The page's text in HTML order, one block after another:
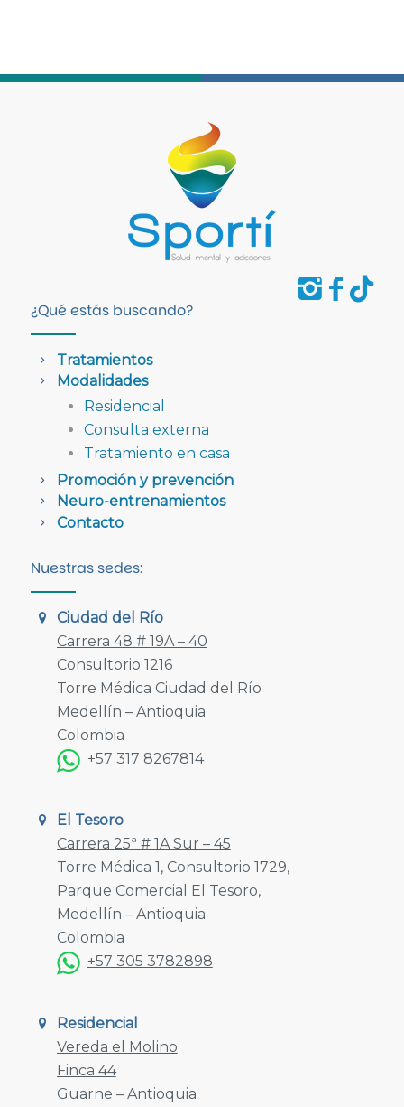
¿Qué estás buscando?
Tratamientos
Modalidades
Residencial
Consulta externa
Tratamiento en casa
Promoción y prevención
Neuro-entrenamientos
Contacto
Nuestras sedes:
Ciudad del Río
Carrera 48 # 19A – 40
Consultorio 1216
Torre Médica Ciudad del Río
Medellín – Antioquia
Colombia
+57 317 8267814
El Tesoro
Carrera 25ª # 1A Sur – 45
Torre Médica 1, Consultorio 1729,
Parque Comercial El Tesoro,
Medellín – Antioquia
Colombia
+57 305 3782898
Residencial
Vereda el Molino
Finca 44
Guarne – Antioquia